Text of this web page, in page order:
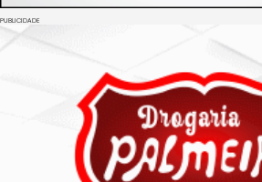
PUBLICIDADE